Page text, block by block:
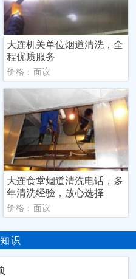
大连机关单位烟道清洗，全
程优质服务
价格：面议
大连食堂烟道清洗电话，多
年清洗经验，放心选择
价格：面议
识